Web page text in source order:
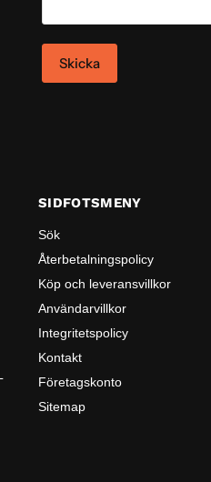
Skicka
SIDFOTSMENY
Sök
Återbetalningspolicy
Köp och leveransvillkor
Användarvillkor
Integritetspolicy
Kontakt
Företagskonto
Sitemap